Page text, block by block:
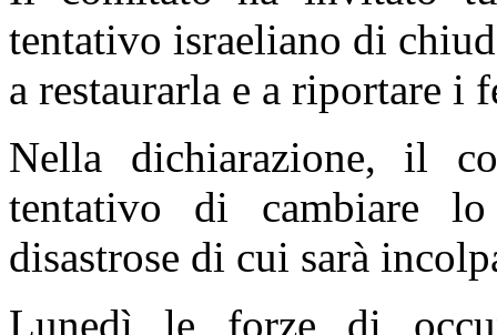
tentativo israeliano di
a restaurarla e a riportare i
Nella dichiarazione, il
tentativo di cambiare lo
disastrose di cui sarà
Lunedì le forze di